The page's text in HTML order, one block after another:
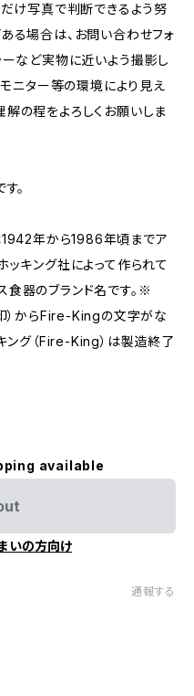
だけ写真で判断できるよう努
る場合は、お問い合わせフォ
ーなど実物に近いよう撮影し
モニター等の環境により見え
の程をよろしくお願いしま
。
1942年から1986年頃までア
ッキング社によって作られて
器のブランド名です。※
）からFire-Kingの文字がな
ング（Fire-King）は製造終了
available
いの方向け
通報する